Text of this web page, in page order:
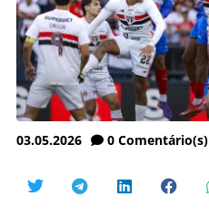
03.05.2026 0 Comentário(s)